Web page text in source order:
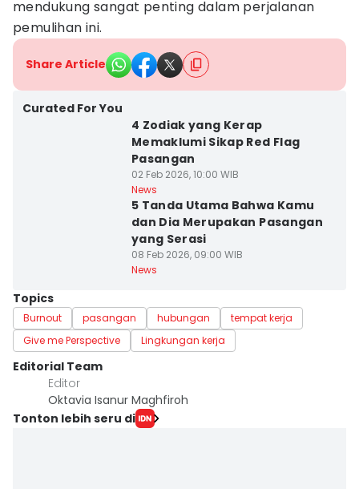
mendukung sangat penting dalam perjalanan
pemulihan ini.
Share Article
Curated For You
4 Zodiak yang Kerap
Memaklumi Sikap Red Flag
Pasangan
02 Feb 2026, 10:00 WIB
News
5 Tanda Utama Bahwa Kamu
dan Dia Merupakan Pasangan
yang Serasi
08 Feb 2026, 09:00 WIB
News
Topics
Burnout pasangan hubungan
tempat kerja
Give me Perspective
Lingkungan kerja
Editorial Team
Editor
Oktavia Isanur Maghfiroh
Tonton lebih seru di